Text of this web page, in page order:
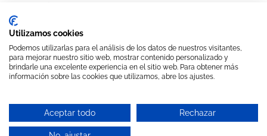
Consulta por WhatsApp
«Sala de despiece y fábrica de embutidos Castro S.L, ha sido
beneficiaria del Fondo Europeo de Desarrollo Regional cuyo
objetivo es mejorar la competitividad de las Pymes y gracias al cual
la marca para la internacionalización en el año 2021. Para ello ha
contado con el apoyo del Programa GMI de la Cámara de Comercio
de Ciudad Real.”
Utilizamos cookies
Podemos utilizarlas para el análisis de los datos de nuestros visitantes,
para mejorar nuestro sitio web, mostrar contenido personalizado y
brindarle una excelente experiencia en el sitio web. Para obtener más
información sobre las cookies que utilizamos, abre los ajustes.
Aceptar todo Rechazar